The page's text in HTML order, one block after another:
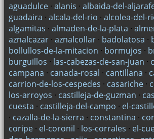
aguadulce· alanis · albaida-del-
guadaira · alcala-del-rio · alcolea-del-
algamitas · almaden-de-la-plata ·
aznalcazar· aznalcollar· badolatosa ·
bollullos-de-la-mitacion · bormujos ·
burguillos · las-cabezas-de-san-juan ·
campana · canada-rosal · cantillana ·
carrion-de-los-cespedes · casariche·
los-arroyos · castilleja-de-guzman ·
cuesta · castilleja-del-campo · el-
· cazalla-de-la-sierra · constantina ·
coripe· el-coronil · los-corrales · el-